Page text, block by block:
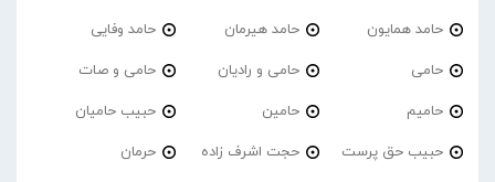
حامد همایون حامد هیرمان حامد وفایی
حامی حامی و رادیان حامی و صات
حامیم حامین حبیب حامیان
حبیب حق پرست حجت اشرف زاده حرمان